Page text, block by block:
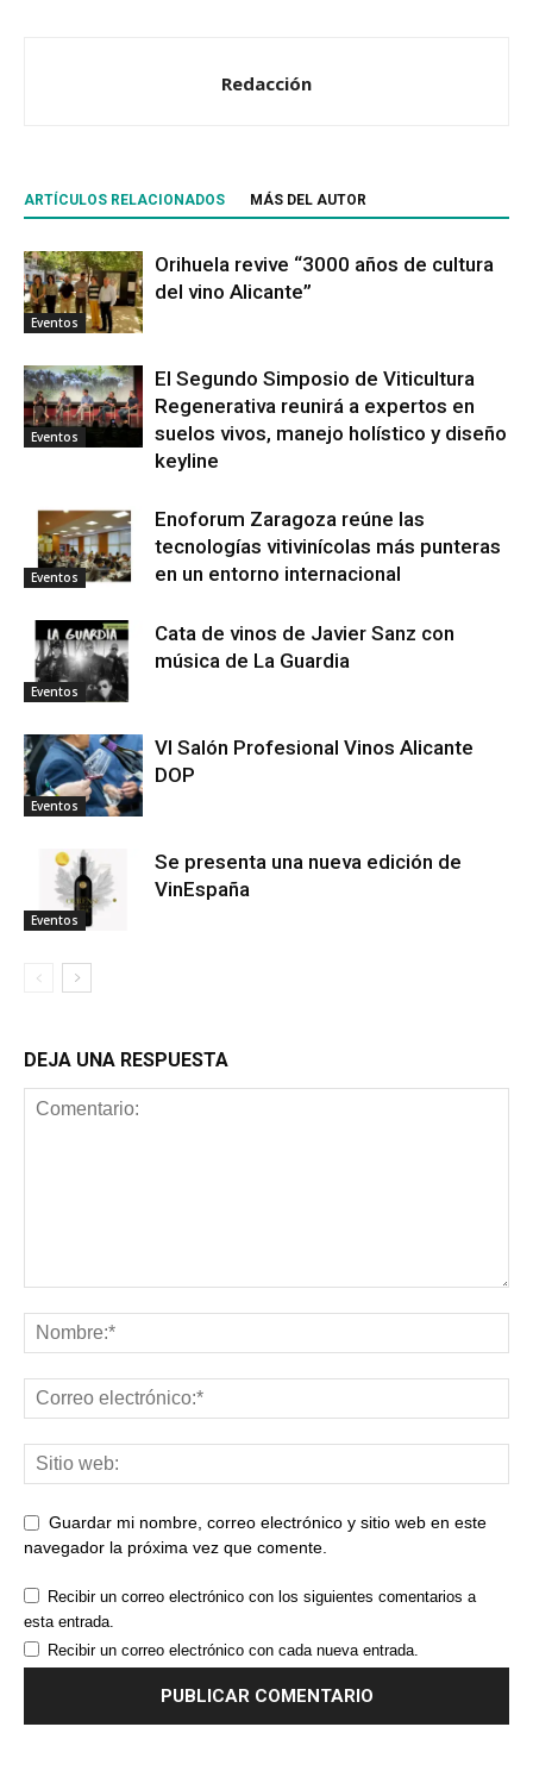
Redacción
ARTÍCULOS RELACIONADOS MÁS DEL AUTOR
Eventos
Orihuela revive “3000 años de cultura
del vino Alicante”
Eventos
El Segundo Simposio de Viticultura
Regenerativa reunirá a expertos en
suelos vivos, manejo holístico y diseño
keyline
Eventos
Enoforum Zaragoza reúne las
tecnologías vitivinícolas más punteras
en un entorno internacional
Eventos
Cata de vinos de Javier Sanz con
música de La Guardia
Eventos
VI Salón Profesional Vinos Alicante
DOP
Eventos
Se presenta una nueva edición de
VinEspaña
DEJA UNA RESPUESTA
Guardar mi nombre, correo electrónico y sitio web en este
navegador la próxima vez que comente.
Recibir un correo electrónico con los siguientes comentarios a
esta entrada.
Recibir un correo electrónico con cada nueva entrada.